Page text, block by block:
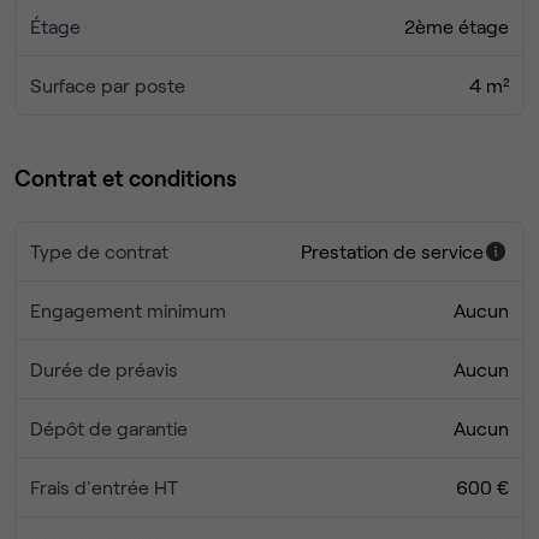
décembre 2020 permet, sous certaines conditions, le
bénéfice d’exonérations d’impôts significatives.
Étage 2ème étage
Surface par poste 4 m²
Contrat et conditions
Type de contrat Prestation de service
Engagement minimum Aucun
Durée de préavis Aucun
Dépôt de garantie Aucun
Frais d'entrée HT 600 €